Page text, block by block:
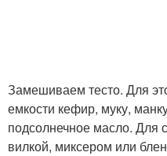
Замешиваем тесто. Для
емкости кефир, муку,
подсолнечное масло. Для
вилкой, миксером или